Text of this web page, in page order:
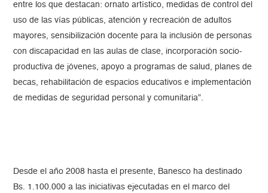
entre los que destacan: ornato artístico, medidas de control del
uso de las vías públicas, atención y recreación de adultos
mayores, sensibilización docente para la inclusión de personas
con discapacidad en las aulas de clase, incorporación socio-
productiva de jóvenes, apoyo a programas de salud, planes de
becas, rehabilitación de espacios educativos e implementación
de medidas de seguridad personal y comunitaria”.
Desde el año 2008 hasta el presente, Banesco ha destinado
Bs. 1.100.000 a las iniciativas ejecutadas en el marco del